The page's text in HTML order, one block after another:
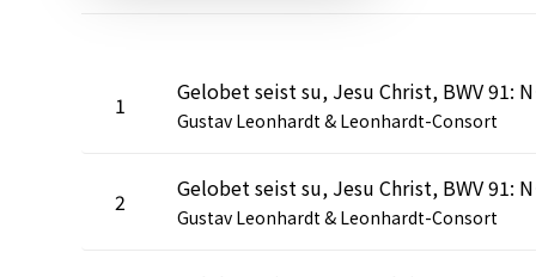
1
Gustav Leonhardt & Leonhardt-Consort
2
Gustav Leonhardt & Leonhardt-Consort